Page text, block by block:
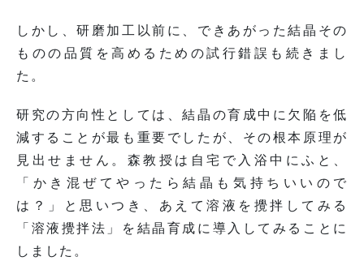
しかし、研磨加工以前に、できあがった結晶その
ものの品質を高めるための試行錯誤も続きまし
た。
研究の方向性としては、結晶の育成中に欠陥を低
減することが最も重要でしたが、その根本原理が
見出せません。森教授は自宅で入浴中にふと、
「かき混ぜてやったら結晶も気持ちいいので
は？」と思いつき、あえて溶液を攪拌してみる
「溶液攪拌法」を結晶育成に導入してみることに
しました。